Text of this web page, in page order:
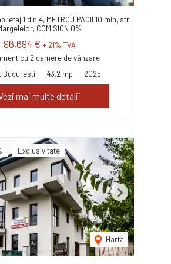
etaj 1 din 4, METROU PACII 10 min, str
COMISION 0%
96,694 € + 21% TVA
cu 2 camere de vânzare
Bucuresti
43.2 mp 2025
mai multe detalii
Exclusivitate
Harta
Next